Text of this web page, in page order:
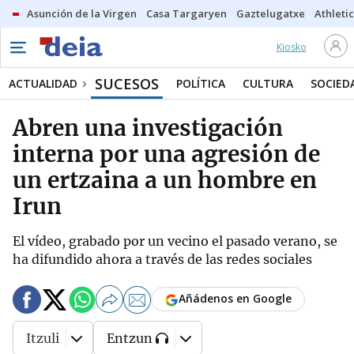
Asunción de la Virgen Casa Targaryen Gaztelugatxe Athletic
Kiosko
ACTUALIDAD SUCESOS POLÍTICA CULTURA
Abren una investigación
interna por una agresión de
un ertzaina a un hombre en
Irun
El vídeo, grabado por un vecino el pasado verano, se
ha difundido ahora a través de las redes sociales
Añádenos en Google
Itzuli Entzun